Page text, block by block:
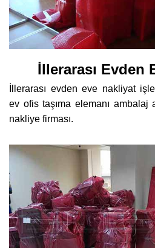
İllerarası Evden
İllerarası evden eve nakliyat
ev ofis taşıma elemanı ambalaj
nakliye firması.